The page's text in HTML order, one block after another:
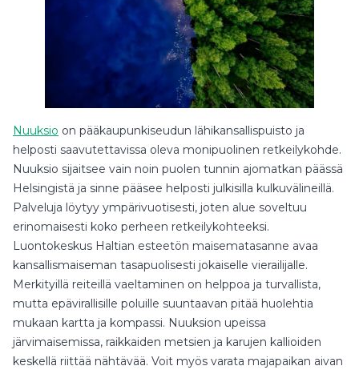
Nuuksio on pääkaupunkiseudun lähikansallispuisto ja
helposti saavutettavissa oleva monipuolinen retkeilykohde.
Nuuksio sijaitsee vain noin puolen tunnin ajomatkan päässä
Helsingistä ja sinne pääsee helposti julkisilla kulkuvälineillä.
Palveluja löytyy ympärivuotisesti, joten alue soveltuu
erinomaisesti koko perheen retkeilykohteeksi.
Luontokeskus Haltian esteetön maisematasanne avaa
kansallismaiseman tasapuolisesti jokaiselle vierailijalle.
Merkityillä reiteillä vaeltaminen on helppoa ja turvallista,
mutta epävirallisille poluille suuntaavan pitää huolehtia
mukaan kartta ja kompassi. Nuuksion upeissa
järvimaisemissa, raikkaiden metsien ja karujen kallioiden
keskellä riittää nähtävää. Voit myös varata majapaikan aivan